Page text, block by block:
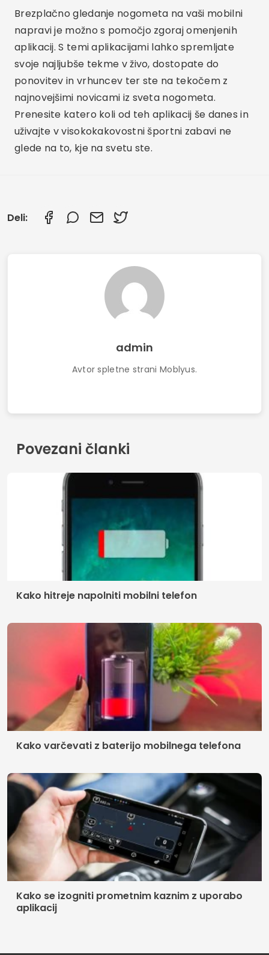
Brezplačno gledanje nogometa na vaši mobilni
napravi je možno s pomočjo zgoraj omenjenih
aplikacij. S temi aplikacijami lahko spremljate
svoje najljubše tekme v živo, dostopate do
ponovitev in vrhuncev ter ste na tekočem z
najnovejšimi novicami iz sveta nogometa.
Prenesite katero koli od teh aplikacij še danes in
uživajte v visokokakovostni športni zabavi ne
glede na to, kje na svetu ste.
Deli:
admin
Avtor spletne strani Moblyus.
Povezani članki
Kako hitreje napolniti mobilni telefon
Kako varčevati z baterijo mobilnega telefona
Kako se izogniti prometnim kaznim z uporabo
aplikacij